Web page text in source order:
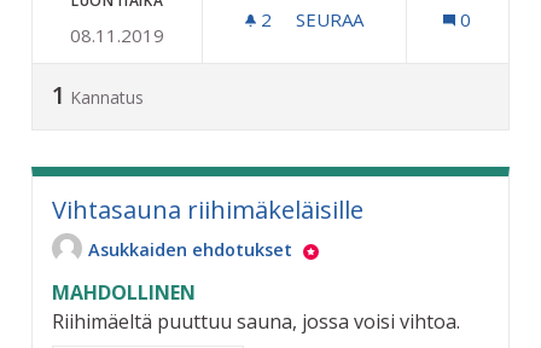
08.11.2019
2 2 SEURAAJAA
SEURAA 0
1 Kannatus
Vihtasauna riihimäkeläisille
Asukkaiden ehdotukset
MAHDOLLINEN
Riihimäeltä puuttuu sauna, jossa voisi vihtoa.